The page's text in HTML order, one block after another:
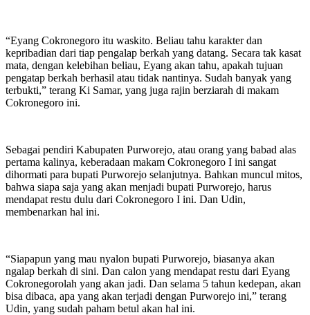
“Eyang Cokronegoro itu waskito. Beliau tahu karakter dan
kepribadian dari tiap pengalap berkah yang datang. Secara tak kasat
mata, dengan kelebihan beliau, Eyang akan tahu, apakah tujuan
pengatap berkah berhasil atau tidak nantinya. Sudah banyak yang
terbukti,” terang Ki Samar, yang juga rajin berziarah di makam
Cokronegoro ini.
Sebagai pendiri Kabupaten Purworejo, atau orang yang babad alas
pertama kalinya, keberadaan makam Cokronegoro I ini sangat
dihormati para bupati Purworejo selanjutnya. Bahkan muncul mitos,
bahwa siapa saja yang akan menjadi bupati Purworejo, harus
mendapat restu dulu dari Cokronegoro I ini. Dan Udin,
membenarkan hal ini.
“Siapapun yang mau nyalon bupati Purworejo, biasanya akan
ngalap berkah di sini. Dan calon yang mendapat restu dari Eyang
Cokronegorolah yang akan jadi. Dan selama 5 tahun kedepan, akan
bisa dibaca, apa yang akan terjadi dengan Purworejo ini,” terang
Udin, yang sudah paham betul akan hal ini.